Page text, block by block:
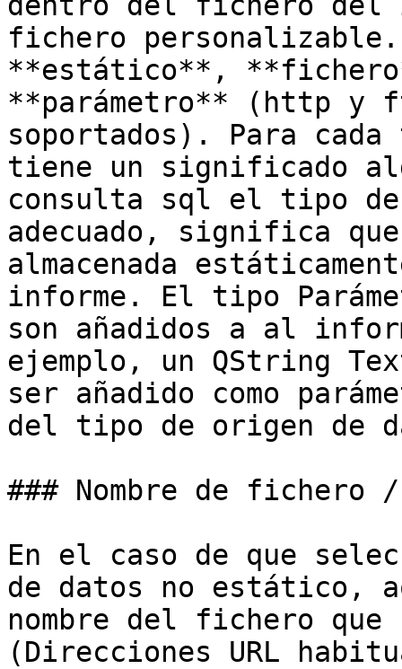
fichero
**estático**,
**parámetro** (http y
soportados). Para
tiene un significado
consulta sql el tipo
adecuado, significa
almacenada
informe. El tipo
son añadidos a al
ejemplo, un QString
ser añadido como
del tipo de origen de
### Nombre de
En el caso de que
de datos no estático,
nombre del fichero
(Direcciones URL